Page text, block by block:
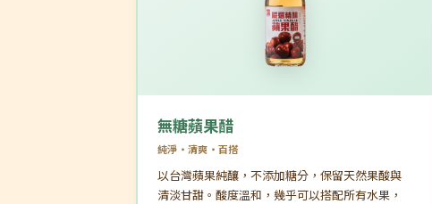
無糖蘋果醋
純淨・清爽・百搭
以台灣蘋果純釀，不添加糖分，保留天然果酸與
清淡甘甜。酸度溫和，幾乎可以搭配所有水果，